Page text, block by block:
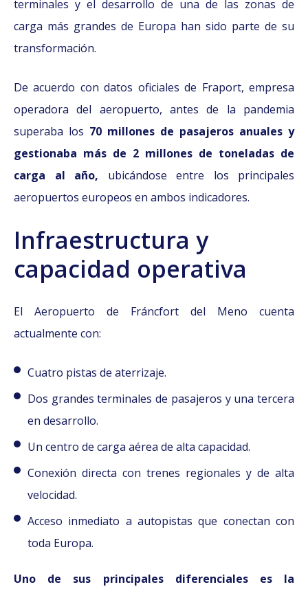
terminales y el desarrollo de una de las zonas de
carga más grandes de Europa han sido parte de su
transformación.
De acuerdo con datos oficiales de Fraport, empresa
operadora del aeropuerto, antes de la pandemia
superaba los 70 millones de pasajeros anuales y
gestionaba más de 2 millones de toneladas de
carga al año, ubicándose entre los principales
aeropuertos europeos en ambos indicadores.
Infraestructura y
capacidad operativa
El Aeropuerto de Fráncfort del Meno cuenta
actualmente con:
Cuatro pistas de aterrizaje.
Dos grandes terminales de pasajeros y una tercera
en desarrollo.
Un centro de carga aérea de alta capacidad.
Conexión directa con trenes regionales y de alta
velocidad.
Acceso inmediato a autopistas que conectan con
toda Europa.
Uno de sus principales diferenciales es la